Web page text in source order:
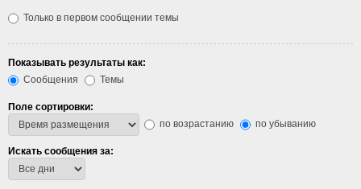
Только в первом сообщении темы
Показывать результаты как:
Сообщения
Темы
Поле сортировки:
по возрастанию
по убыванию
Искать сообщения за: